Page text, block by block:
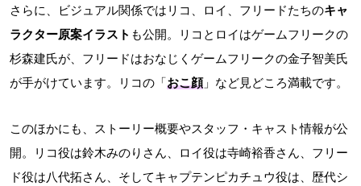
さらに、ビジュアル関係ではリコ、ロイ、フリードたちのキャ
ラクター原案イラスト も公開。リコとロイはゲームフリークの
杉森建氏が、フリードはおなじくゲームフリークの金子智美氏
が手がけています。リコの「おこ顔」など見どころ満載です。
このほかにも、ストーリー概要やスタッフ・キャスト情報が公
開。リコ役は鈴木みのりさん、ロイ役は寺崎裕香さん、フリー
ド役は八代拓さん、そしてキャプテンピカチュウ役は、歴代シ